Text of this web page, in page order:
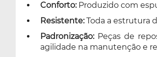
Conforto:Produzido com
Resistente:Toda a estrutura
Padronização:Peças de
agilidade na manutenção e